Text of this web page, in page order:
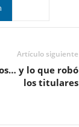
Artículo siguiente
y lo que robó
los titulares